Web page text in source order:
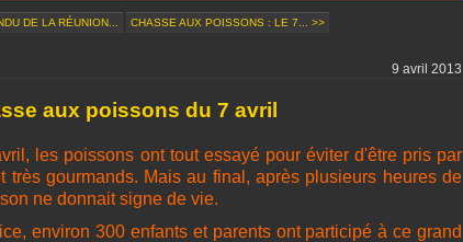
DE LA RÉUNION... CHASSE AUX POISSONS : LE 7... >>
9 avril 2013
aux poissons du 7 avril
les poissons ont tout essayé pour éviter d'être pris par
très gourmands. Mais au final, après plusieurs heures de
ne donnait signe de vie.
environ 300 enfants et parents ont participé à ce grand